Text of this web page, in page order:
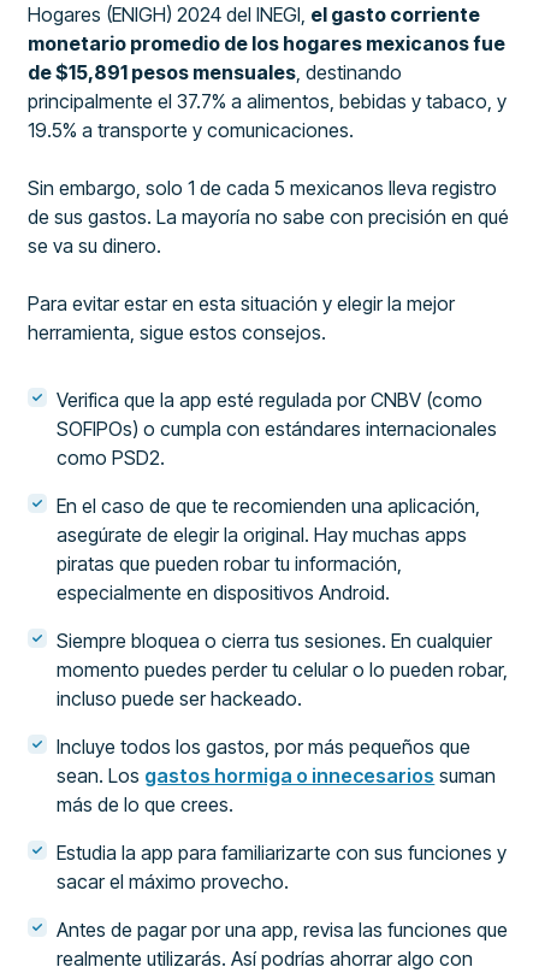
Hogares (ENIGH) 2024 del INEGI, el gasto corriente
monetario promedio de los hogares mexicanos fue
de $15,891 pesos mensuales , destinando
principalmente el 37.7% a alimentos, bebidas y tabaco, y
19.5% a transporte y comunicaciones.
Sin embargo, solo 1 de cada 5 mexicanos lleva registro
de sus gastos. La mayoría no sabe con precisión en qué
se va su dinero.
Para evitar estar en esta situación y elegir la mejor
herramienta, sigue estos consejos.
Verifica que la app esté regulada por CNBV (como
SOFIPOs) o cumpla con estándares internacionales
como PSD2.
En el caso de que te recomienden una aplicación,
asegúrate de elegir la original. Hay muchas apps
piratas que pueden robar tu información,
especialmente en dispositivos Android.
Siempre bloquea o cierra tus sesiones. En cualquier
momento puedes perder tu celular o lo pueden robar,
incluso puede ser hackeado.
Incluye todos los gastos, por más pequeños que
sean. Los gastos hormiga o innecesarios suman
más de lo que crees.
Estudia la app para familiarizarte con sus funciones y
sacar el máximo provecho.
Antes de pagar por una app, revisa las funciones que
realmente utilizarás. Así podrías ahorrar algo con